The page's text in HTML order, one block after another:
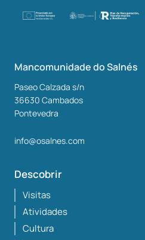
Mancomunidade do Salnés
Paseo Calzada s/n
36630 Cambados
Pontevedra
info@osalnes.com
Descobrir
Visitas
Atividades
Cultura